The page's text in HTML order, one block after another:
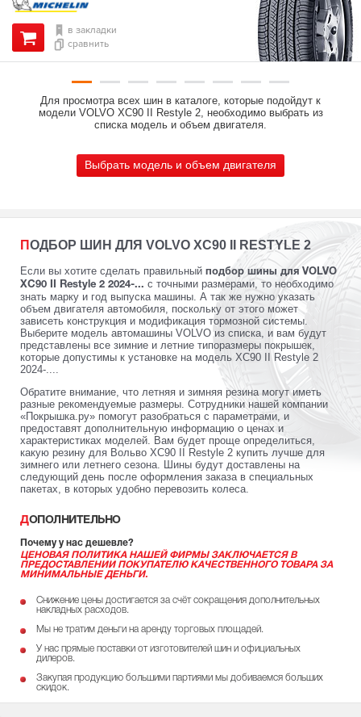
в закладки
сравнить
Для просмотра всех шин в каталоге, которые подойдут к
модели VOLVO XC90 II Restyle 2, необходимо выбрать из
списка модель и объем двигателя.
Выбрать модель и объем двигателя
ПОДБОР ШИН ДЛЯ VOLVO XC90 II RESTYLE 2
Если вы хотите сделать правильный подбор шины для VOLVO
XC90 II Restyle 2 2024-... с точными размерами, то необходимо
знать марку и год выпуска машины. А так же нужно указать
объем двигателя автомобиля, поскольку от этого может
зависеть конструкция и модификация тормозной системы.
Выберите модель автомашины VOLVO из списка, и вам будут
представлены все зимние и летние типоразмеры покрышек,
которые допустимы к установке на модель XC90 II Restyle 2
2024-....
Обратите внимание, что летняя и зимняя резина могут иметь
разные рекомендуемые размеры. Сотрудники нашей компании
«Покрышка.ру» помогут разобраться с параметрами, и
предоставят дополнительную информацию о ценах и
характеристиках моделей. Вам будет проще определиться,
какую резину для Вольво XC90 II Restyle 2 купить лучше для
зимнего или летнего сезона. Шины будут доставлены на
следующий день после оформления заказа в специальных
пакетах, в которых удобно перевозить колеса.
ДОПОЛНИТЕЛЬНО
Почему у нас дешевле?
ЦЕНОВАЯ ПОЛИТИКА НАШЕЙ ФИРМЫ ЗАКЛЮЧАЕТСЯ В
ПРЕДОСТАВЛЕНИИ ПОКУПАТЕЛЮ КАЧЕСТВЕННОГО ТОВАРА ЗА
МИНИМАЛЬНЫЕ ДЕНЬГИ.
Снижение цены достигается за счёт сокращения дополнительных
накладных расходов.
Мы не тратим деньги на аренду торговых площадей.
У нас прямые поставки от изготовителей шин и официальных
дилеров.
Закупая продукцию большими партиями мы добиваемся больших
скидок.